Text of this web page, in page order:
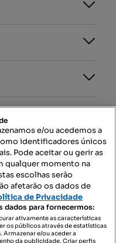
e/ou acedemos a
identificadores únicos
Pode aceitar ou gerir as
qualquer momento na
escolhas serão
afetarão os dados de
de Privacidade
dados para fornecermos:
ativamente as características
os públicos através de estatísticas
e/ou aceder a
da publicidade. Criar perfis